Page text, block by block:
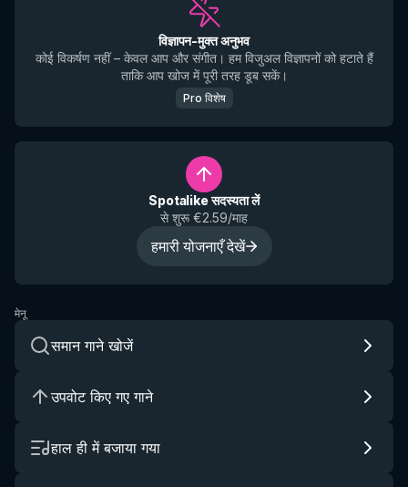
विज्ञापन-मुक्त अनुभव
कोई विकर्षण नहीं – केवल आप और संगीत। हम विजुअल विज्ञापनों को हटाते हैं
ताकि आप खोज में पूरी तरह डूब सकें।
Pro विशेष
Spotalike सदस्यता लें
से शुरू €2.59/माह
हमारी योजनाएँ देखें
मेनू
समान गाने खोजें
उपवोट किए गए गाने
हाल ही में बजाया गया